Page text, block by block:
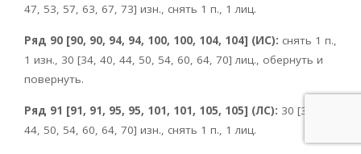
47, 53, 57, 63, 67, 73] изн., снять 1 п., 1 лиц.
Ряд 90 [90, 90, 94, 94, 100, 100, 104, 104] (ИС): снять 1 п.,
1 изн., 30 [34, 40, 44, 50, 54, 60, 64, 70] лиц., обернуть и
повернуть.
Ряд 91 [91, 91, 95, 95, 101, 101, 105, 105] (ЛС): 30 [34, 40,
44, 50, 54, 60, 64, 70] изн., снять 1 п., 1 лиц.